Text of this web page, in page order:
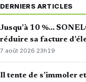
DERNIERS ARTICLES
Jusqu’à 10 %…
réduire sa facture
7 août 2026·23h19
Il tente de s’immoler